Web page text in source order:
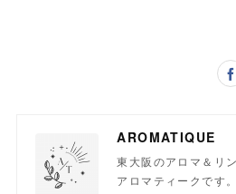
AROMATIQUE
東大阪のアロマ＆リ
アロマティークです